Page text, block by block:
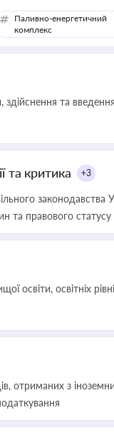
Паливно-енергетичний
комплекс
та
та критика +3
законодавства
правового статусу
освітніх
отриманих з